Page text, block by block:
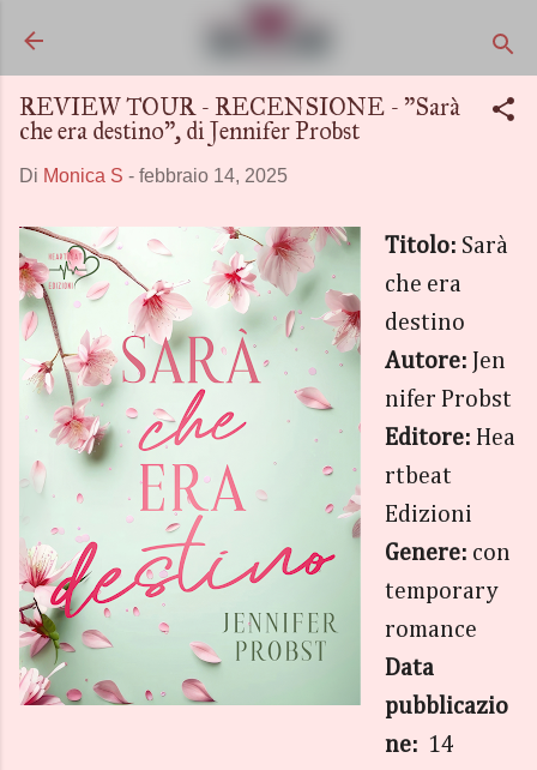
REVIEW TOUR - RECENSIONE - "Sarà
che era destino", di Jennifer Probst
Di Monica S - febbraio 14, 2025
Titolo: Sarà
che era
destino
Autore: Jen
nifer Probst
Editore: Hea
rtbeat
Edizioni
Genere: con
temporary
romance
Data
pubblicazio
ne: 14